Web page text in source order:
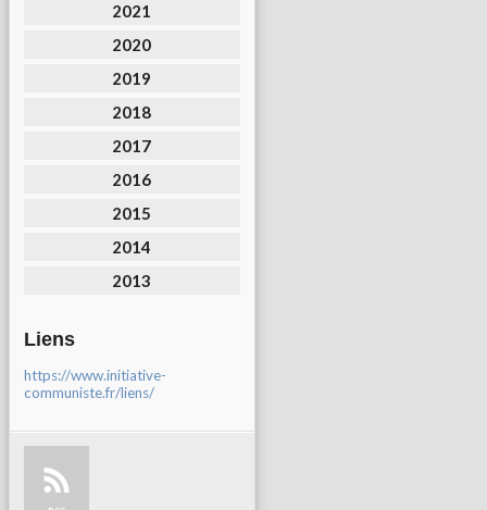
2021
2020
2019
2018
2017
2016
2015
2014
2013
Liens
https://www.initiative-
communiste.fr/liens/